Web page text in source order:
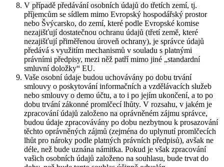
V případě předávání osobních údajů do třetích zemí, tj.
příjemcům se sídlem mimo Evropský hospodářský prostor
nebo Švýcarsko, do zemí, které podle Evropské komise
nezajišťují dostatečnou ochranu údajů (třetí země, které
nezajišťují přiměřenou úroveň ochrany), je správce údajů
předává s využitím mechanismů v souladu s platnými
právními předpisy, mezi něž patří mimo jiné „standardní
smluvní doložky“ EU.
Vaše osobní údaje budou uchovávány po dobu trvání
smlouvy o poskytování informačních a vzdělávacích služeb
nebo smlouvy o demo účtu, a to i po jejím ukončení, a to po
dobu trvání zákonné promlčecí lhůty. V rozsahu, v jakém je
zpracování údajů založeno na oprávněném zájmu správce,
budou údaje zpracovávány po dobu nezbytnou k prosazování
těchto oprávněných zájmů (zejména do uplynutí promlčecích
lhůt pro nároky podle platných právních předpisů), avšak ne
déle, než bude uznána námitka. Pokud je však zpracování
vašich osobních údajů založeno na souhlasu, bude trvat do